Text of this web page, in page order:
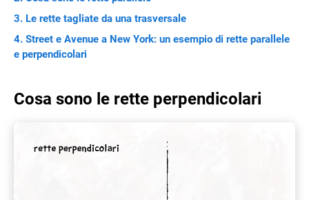
Le rette tagliate da una trasversale
Street e Avenue a New York: un esempio di rette parallele
e perpendicolari
Cosa sono le rette perpendicolari